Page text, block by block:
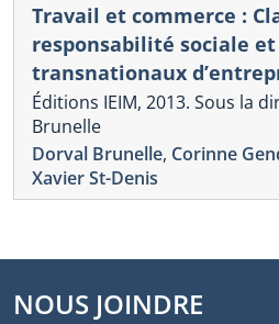
Travail et commerce :
responsabilité sociale et
transnationaux
Éditions IEIM, 2013. Sous la
Brunelle
Dorval Brunelle, Corinne
Xavier St-Denis
NOUS JOINDRE